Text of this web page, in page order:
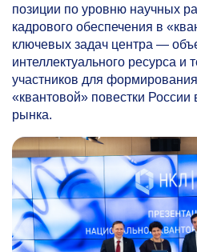
позиции по уровню научных
кадрового обеспечения в
ключевых задач центра —
интеллектуального ресурса и
участников для
«квантовой» повестки России
рынка.